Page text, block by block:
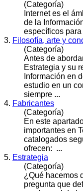
(Categoría)
Internet es el
de la
específicos
3. Filosofía, arte y
(Categoría)
Antes de
Estrategia y su
Información en
estudio en un
siempre ...
4. Fabricantes
(Categoría)
En este
importantes en
catalogados
ofrecen: ...
5. Estrategia
(Categoría)
¿Qué hacemos
pregunta que